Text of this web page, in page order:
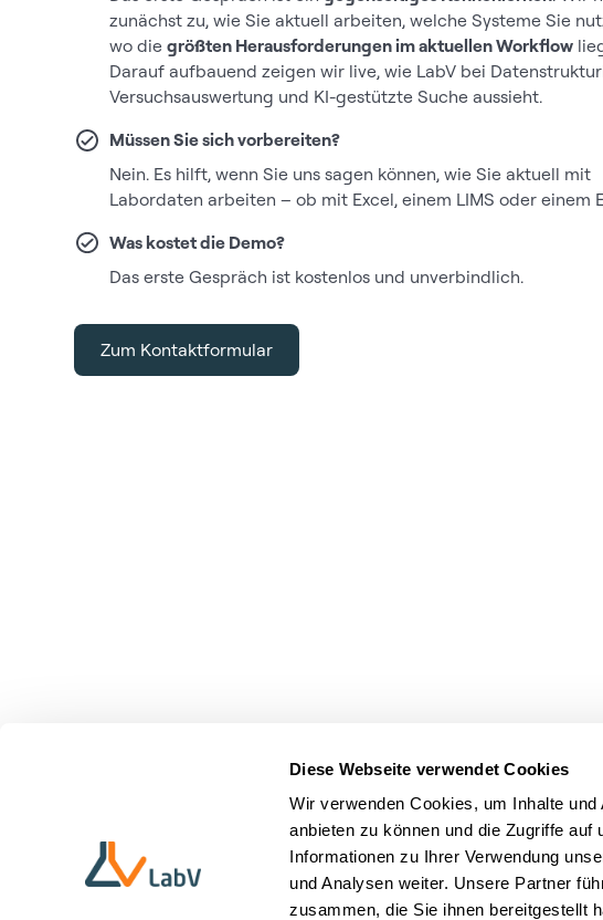
Diese Webseite verwendet Cookies
Wir verwenden Cookies, um Inhalte
anbieten zu können und die Zugriffe
Informationen zu Ihrer Verwendung
und Analysen weiter. Unsere Partner
zusammen, die Sie ihnen bereitgestellt
zunächst zu, wie Sie aktuell arbeiten, welche Systeme Sie
wo die größten Herausforderungen im aktuellen Workflow
Darauf aufbauend zeigen wir live, wie LabV bei
Versuchsauswertung und KI-gestützte Suche aussieht.
Müssen Sie sich vorbereiten?
Nein. Es hilft, wenn Sie uns sagen können, wie Sie aktuell mit
Labordaten arbeiten – ob mit Excel, einem LIMS oder einem
Was kostet die Demo?
Das erste Gespräch ist kostenlos und unverbindlich.
Zum Kontaktformular